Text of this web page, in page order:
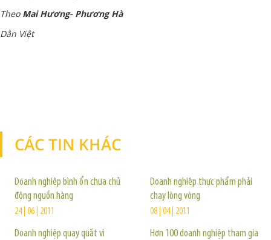
TheoMai Hương- Phương Hà
Dân Việt
CÁC TIN KHÁC
Doanh nghiệp bình ổn chưa chủ
động nguồn hàng
24 | 06 | 2011
Doanh nghiệp quay quắt vì
Doanh nghiệp thực phẩm phải
chạy lòng vòng
08 | 04 | 2011
Hơn 100 doanh nghiệp tham gia